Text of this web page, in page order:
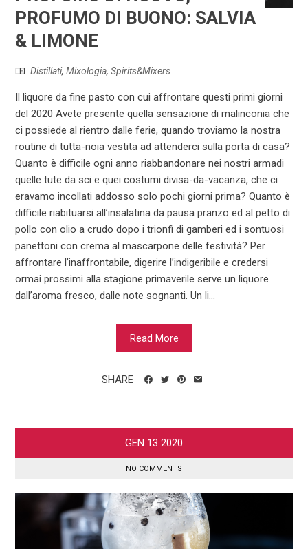
PROFUMO DI BUONO: SALVIA
& LIMONE
Distillati,Mixologia,Spirits&Mixers
Il liquore da fine pasto con cui affrontare questi primi giorni
del 2020 Avete presente quella sensazione di malinconia che
ci possiede al rientro dalle ferie, quando troviamo la nostra
routine di tutta-noia vestita ad attenderci sulla porta di casa?
Quanto è difficile ogni anno riabbandonare nei nostri armadi
quelle tute da sci e quei costumi divisa-da-vacanza, che ci
eravamo incollati addosso solo pochi giorni prima? Quanto è
difficile riabituarsi all’insalatina da pausa pranzo ed al petto di
pollo con olio a crudo dopo i trionfi di gamberi ed i sontuosi
panettoni con crema al mascarpone delle festività? Per
affrontare l’inaffrontabile, digerire l’indigeribile e credersi
ormai prossimi alla stagione primaverile serve un liquore
dall’aroma fresco, dalle note sognanti. Un li...
Read More
SHARE
GEN 13 2020
NO COMMENTS